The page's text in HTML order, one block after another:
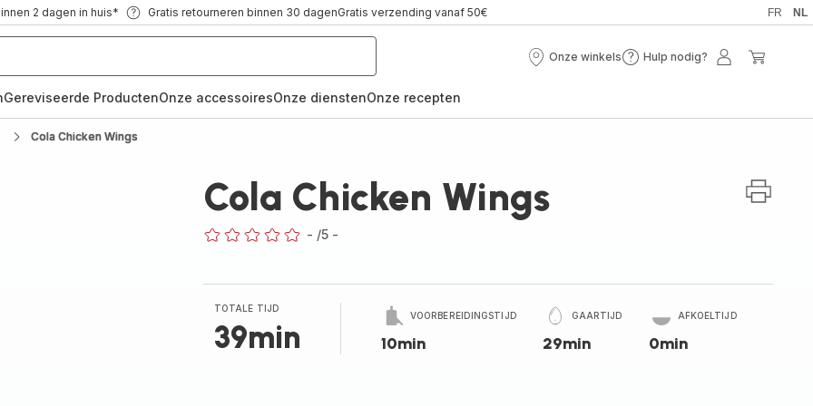
2 dagen in huis* Gratis retourneren binnen 30 dagenGratis verzending vanaf 50€ FR NL
Onze winkels
Onze
Hulp nodig?
Hulp
Mijn
Gereviseerde ProductenOnze accessoiresOnze dienstenOnze recepten
Cola Chicken Wings
Cola Chicken Wings
- /5 -
TOTALE TIJD
39min
VOORBEREIDINGSTIJD
10min
GAARTIJD
29min
AFKOELTIJD
0min